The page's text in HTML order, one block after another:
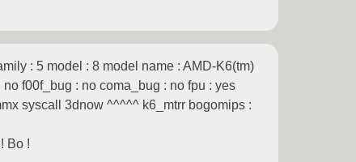
: 5 model : 8 model name : AMD-K6(tm)
f00f_bug : no coma_bug : no fpu : yes
syscall 3dnow ^^^^^ k6_mtrr bogomips :
Во !